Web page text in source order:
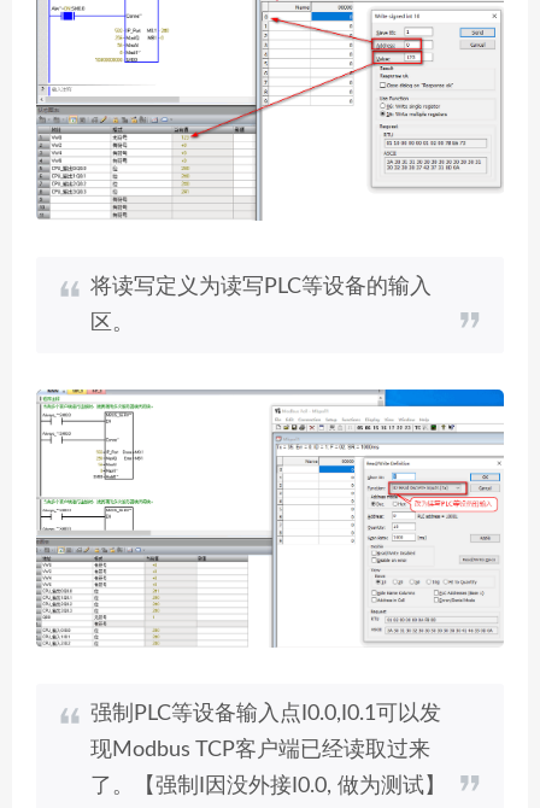
将读写定义为读写PLC等设备的输入
区。
强制PLC等设备输入点I0.0,I0.1可以发
现Modbus TCP客户端已经读取过来
了。【强制I因没外接I0.0, 做为测试】